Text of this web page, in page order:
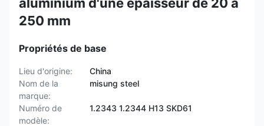
250 mm
Propriétés de base
Lieu d'origine:
China
Nom de la
marque:
misung steel
Numéro de
modèle:
1.2343 1.2344 H13 SKD61